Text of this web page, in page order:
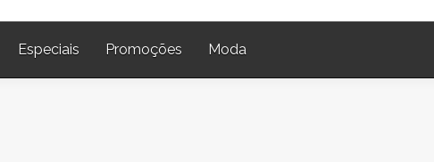
Especiais Promoções Moda